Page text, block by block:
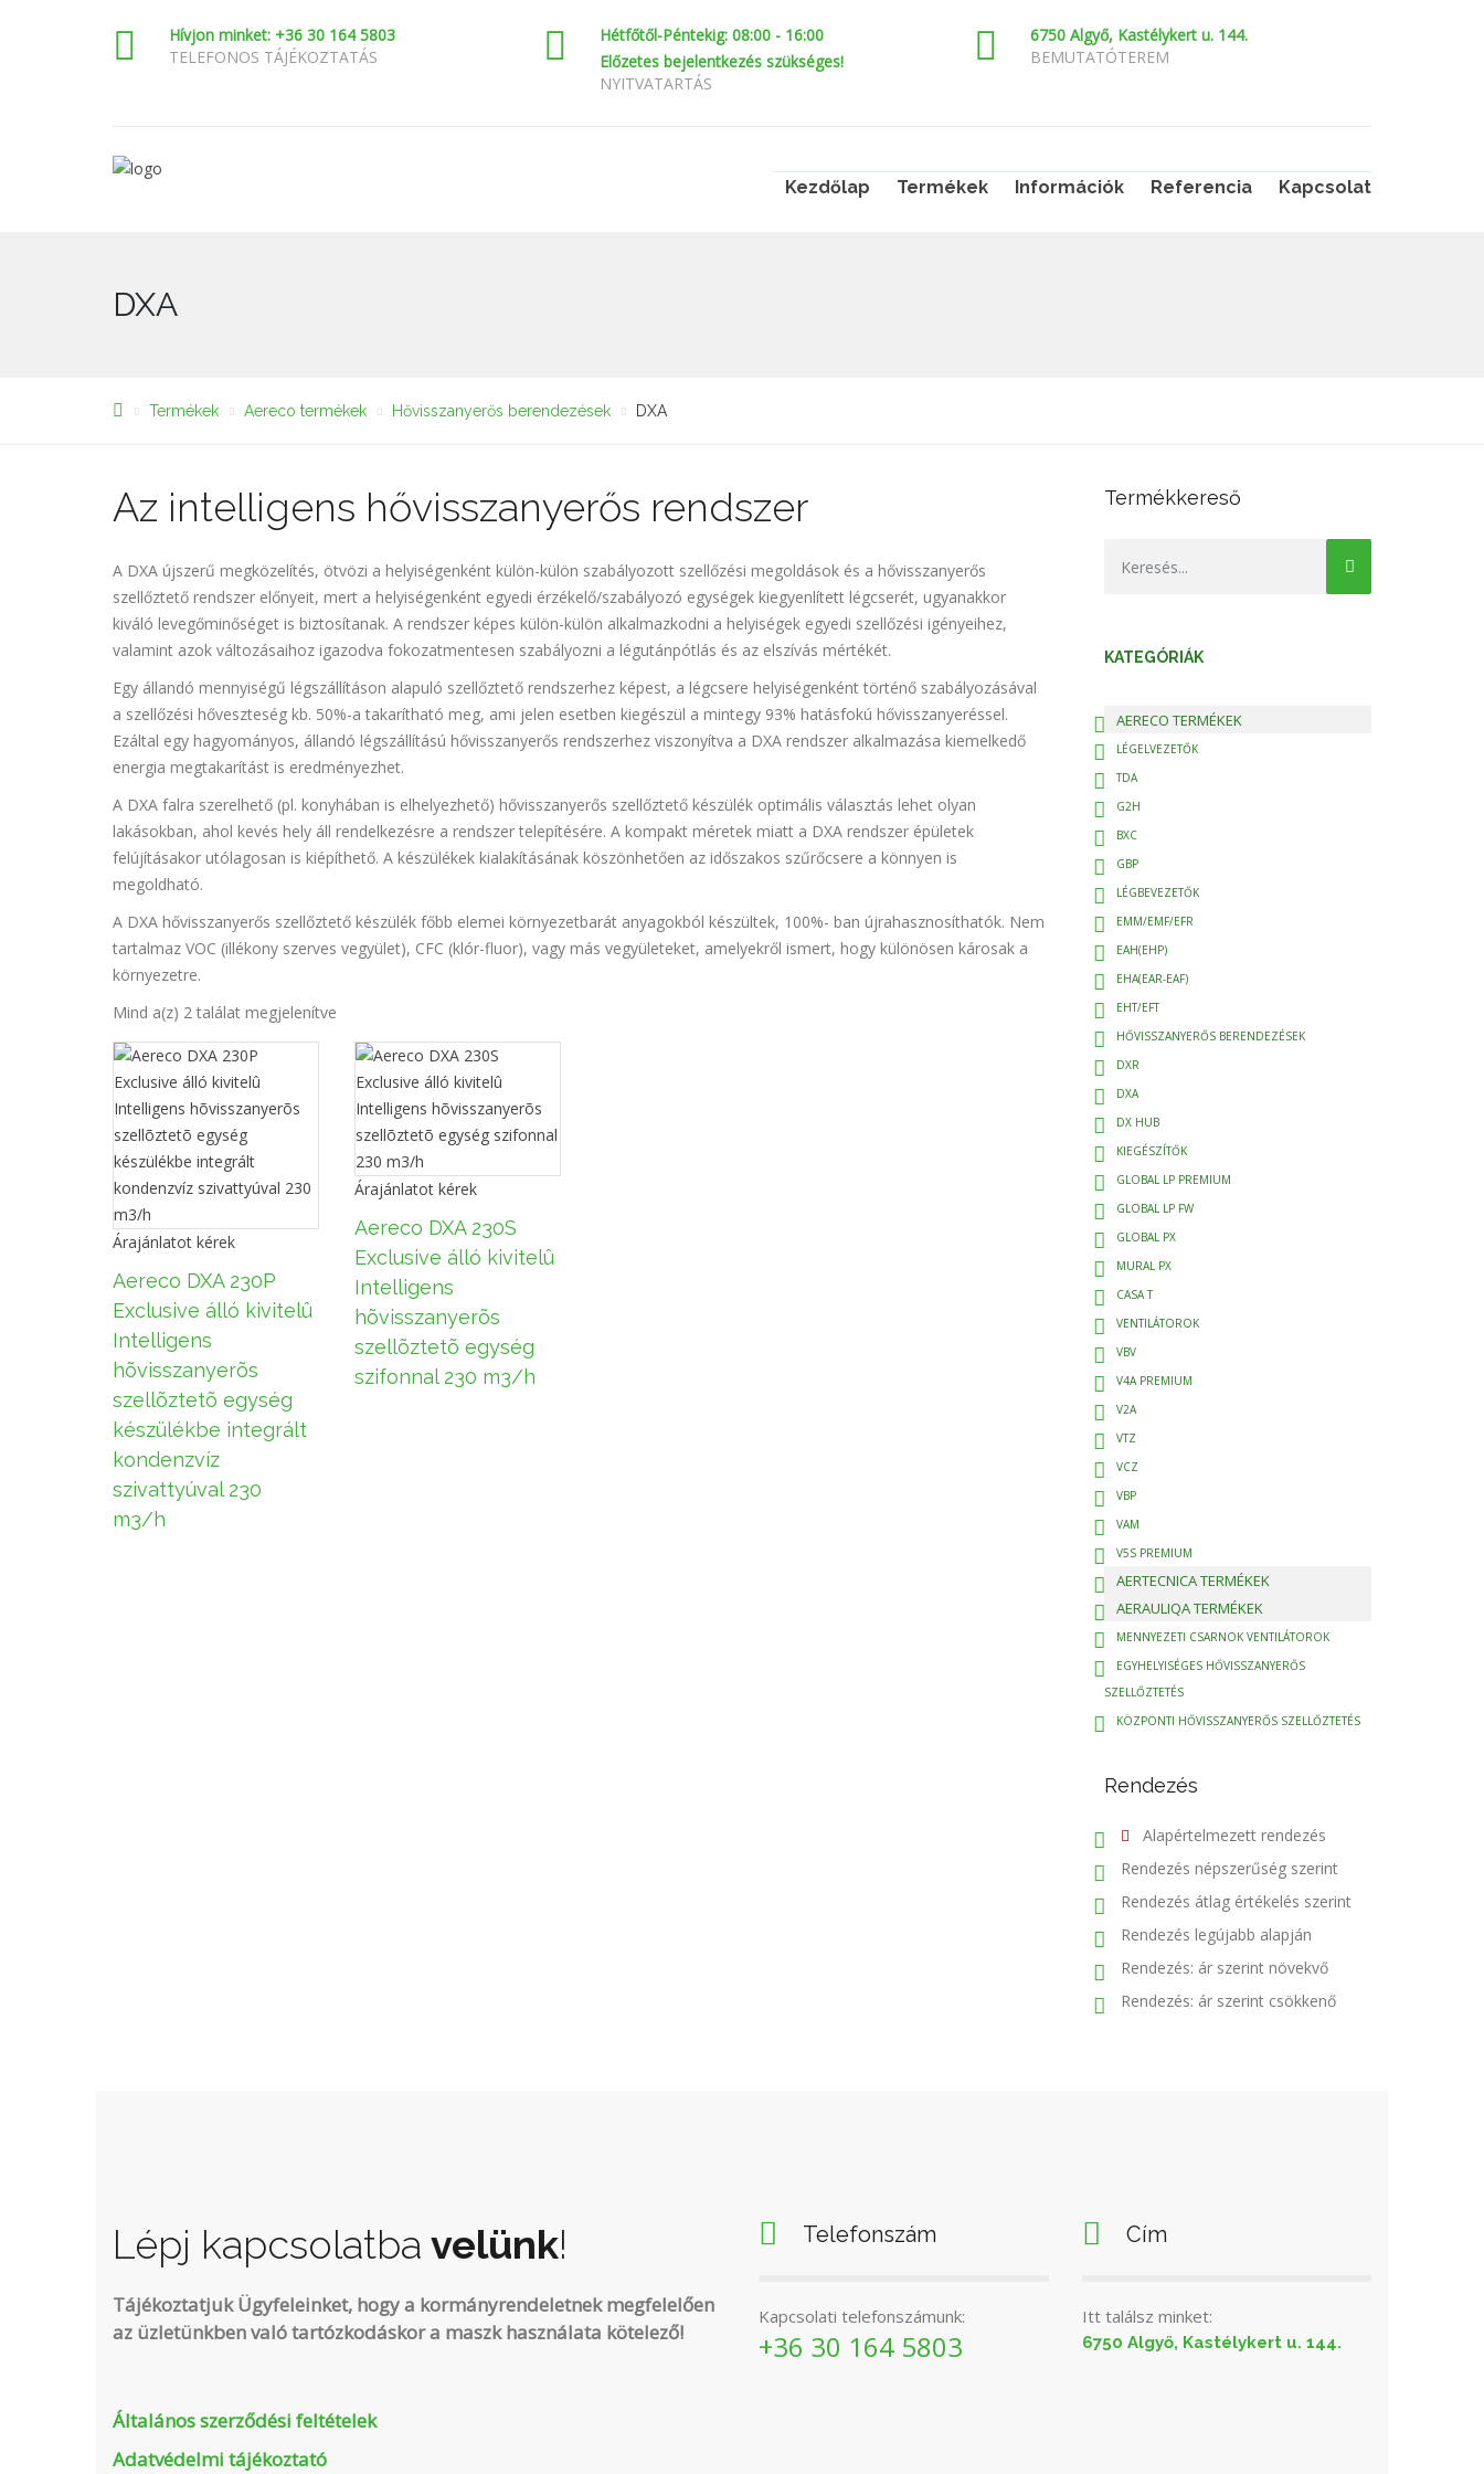
Hívjon minket: +36 30 164 5803
TELEFONOS TÁJÉKOZTATÁS
Hétfőtől-Péntekig: 08:00 - 16:00
Előzetes bejelentkezés szükséges!
NYITVATARTÁS
6750 Algyő, Kastélykert u. 144.
BEMUTATÓTEREM
Kezdőlap Termékek Információk Referencia Kapcsolat
DXA
Termékek Aereco termékek Hővisszanyerős berendezések DXA
Az intelligens hővisszanyerős rendszer
A DXA újszerű megközelítés, ötvözi a helyiségenként külön-külön szabályozott szellőzési megoldások és a hővisszanyerős
szellőztető rendszer előnyeit, mert a helyiségenként egyedi érzékelő/szabályozó egységek kiegyenlített légcserét, ugyanakkor
kiváló levegőminőséget is biztosítanak. A rendszer képes külön-külön alkalmazkodni a helyiségek egyedi szellőzési igényeihez,
valamint azok változásaihoz igazodva fokozatmentesen szabályozni a légutánpótlás és az elszívás mértékét.
Egy állandó mennyiségű légszállításon alapuló szellőztető rendszerhez képest, a légcsere helyiségenként történő szabályozásával
a szellőzési hőveszteség kb. 50%-a takarítható meg, ami jelen esetben kiegészül a mintegy 93% hatásfokú hővisszanyeréssel.
Ezáltal egy hagyományos, állandó légszállítású hővisszanyerős rendszerhez viszonyítva a DXA rendszer alkalmazása kiemelkedő
energia megtakarítást is eredményezhet.
A DXA falra szerelhető (pl. konyhában is elhelyezhető) hővisszanyerős szellőztető készülék optimális választás lehet olyan
lakásokban, ahol kevés hely áll rendelkezésre a rendszer telepítésére. A kompakt méretek miatt a DXA rendszer épületek
felújításakor utólagosan is kiépíthető. A készülékek kialakításának köszönhetően az időszakos szűrőcsere a könnyen is
megoldható.
A DXA hővisszanyerős szellőztető készülék főbb elemei környezetbarát anyagokból készültek, 100%- ban újrahasznosíthatók. Nem
tartalmaz VOC (illékony szerves vegyület), CFC (klór-fluor), vagy más vegyületeket, amelyekről ismert, hogy különösen károsak a
környezetre.
Mind a(z) 2 találat megjelenítve
Árajánlatot kérek
Aereco DXA 230P
Exclusive álló kivitelû
Intelligens
hõvisszanyerõs
szellõztetõ egység
készülékbe integrált
kondenzvíz
szivattyúval 230
m3/h
Árajánlatot kérek
Aereco DXA 230S
Exclusive álló kivitelû
Intelligens
hõvisszanyerõs
szellõztetõ egység
szifonnal 230 m3/h
Termékkereső
KATEGÓRIÁK
AERECO TERMÉKEK
LÉGELVEZETŐK
TDA
G2H
BXC
GBP
LÉGBEVEZETŐK
EMM/EMF/EFR
EAH(EHP)
EHA(EAR-EAF)
EHT/EFT
HŐVISSZANYERŐS BERENDEZÉSEK
DXR
DXA
DX HUB
KIEGÉSZÍTŐK
GLOBAL LP PREMIUM
GLOBAL LP FW
GLOBAL PX
MURAL PX
CASA T
VENTILÁTOROK
VBV
V4A PREMIUM
V2A
VTZ
VCZ
VBP
VAM
V5S PREMIUM
AERTECNICA TERMÉKEK
AERAULIQA TERMÉKEK
MENNYEZETI CSARNOK VENTILÁTOROK
EGYHELYISÉGES HŐVISSZANYERŐS
SZELLŐZTETÉS
KÖZPONTI HŐVISSZANYERŐS SZELLŐZTETÉS
Rendezés
Alapértelmezett rendezés
Rendezés népszerűség szerint
Rendezés átlag értékelés szerint
Rendezés legújabb alapján
Rendezés: ár szerint növekvő
Rendezés: ár szerint csökkenő
Lépj kapcsolatba velünk!
Tájékoztatjuk Ügyfeleinket, hogy a kormányrendeletnek megfelelően
az üzletünkben való tartózkodáskor a maszk használata kötelező!
Általános szerződési feltételek
Adatvédelmi tájékoztató
Telefonszám
Kapcsolati telefonszámunk:
+36 30 164 5803
Cím
Itt találsz minket:
6750 Algyő, Kastélykert u. 144.